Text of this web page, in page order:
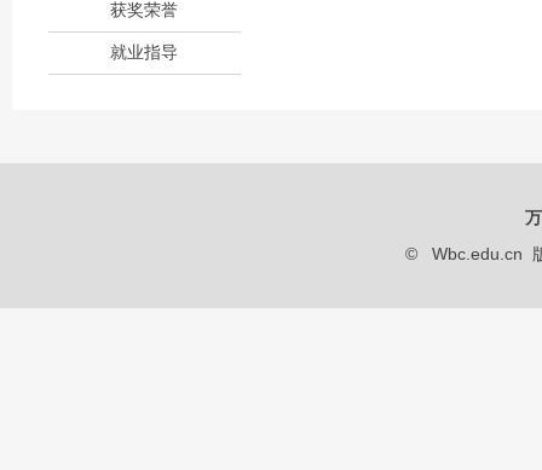
获奖荣誉
就业指导
© Wbc.edu.cn